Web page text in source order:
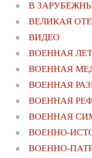
В
ВЕЛИКАЯ
ВИДЕО
ВОЕННАЯ
ВОЕННАЯ
ВОЕННАЯ
ВОЕННАЯ
ВОЕННАЯ
ВОЕННО-
ВОЕННО-